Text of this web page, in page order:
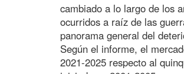
cambiado a lo largo de los
ocurridos a raíz de las
panorama general del
Según el informe, el
2021-2025 respecto al